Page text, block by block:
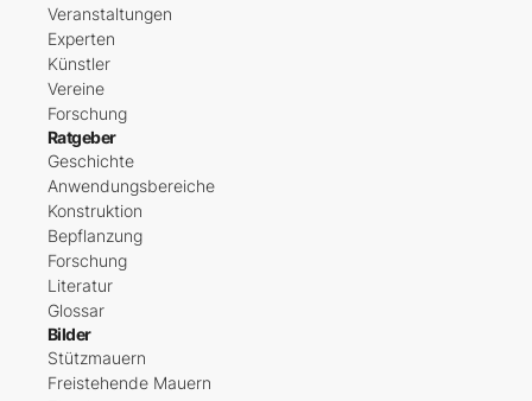
Veranstaltungen
Experten
Künstler
Vereine
Forschung
Ratgeber
Geschichte
Anwendungsbereiche
Konstruktion
Bepflanzung
Forschung
Literatur
Glossar
Bilder
Stützmauern
Freistehende Mauern